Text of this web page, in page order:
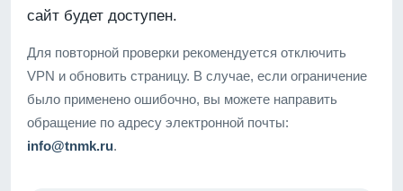
сайт будет доступен.
Для повторной проверки рекомендуется отключить
VPN и обновить страницу. В случае, если ограничение
было применено ошибочно, вы можете направить
обращение по адресу электронной почты:
info@tnmk.ru.